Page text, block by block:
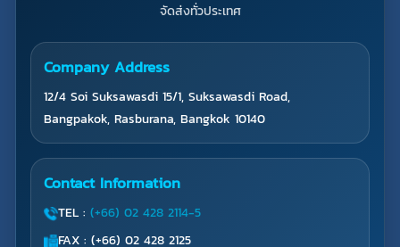
จัดส่งทั่วประเทศ
Company Address
12/4 Soi Suksawasdi 15/1, Suksawasdi Road,
Bangpakok, Rasburana, Bangkok 10140
Contact Information
TEL : (+66) 02 428 2114-5
FAX : (+66) 02 428 2125